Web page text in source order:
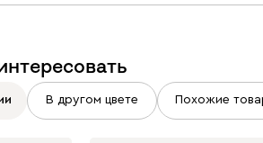
В другом цвете Похожие